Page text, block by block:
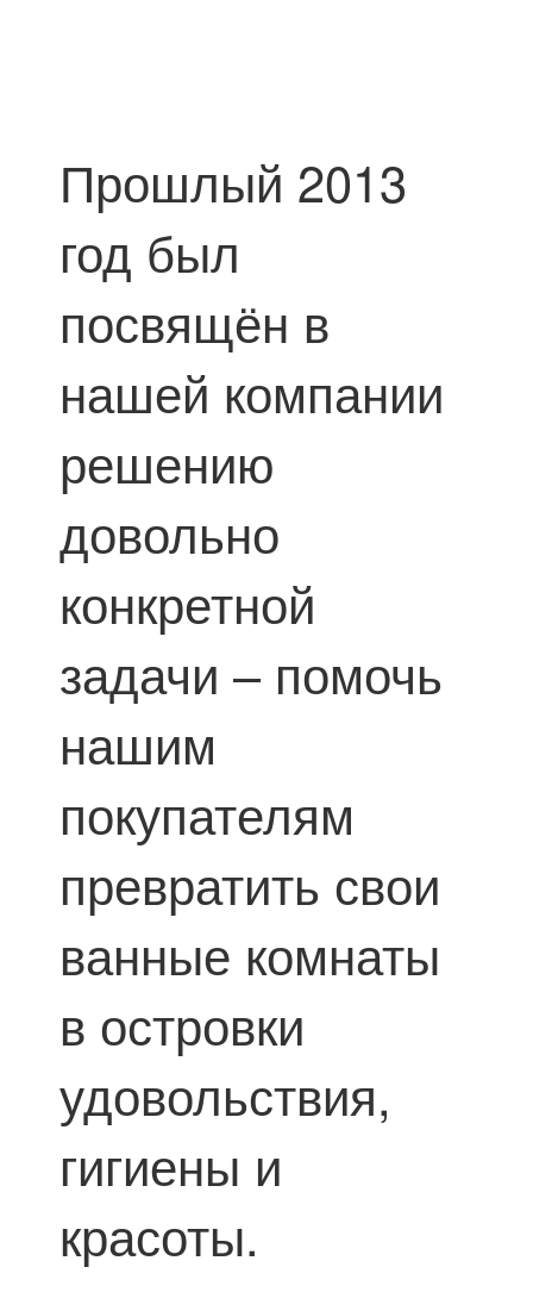
Прошлый 2013
год был
посвящён в
нашей компании
решению
довольно
конкретной
задачи – помочь
нашим
покупателям
превратить свои
ванные комнаты
в островки
удовольствия,
гигиены и
красоты.